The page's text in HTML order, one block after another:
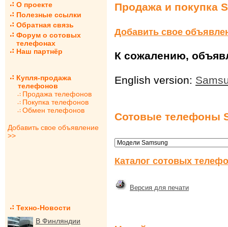
О проекте
Полезные ссылки
Обратная связь
Форум о сотовых
телефонах
Наш партнёр
Купля-продажа
телефонов
Продажа телефонов
Покупка телефонов
Обмен телефонов
Добавить свое объявление
>>
Техно-Новости
В Финляндии
Продажа и покупка
Добавить свое
К сожалению,
English version:
Сотовые телефоны
Каталог сотовых
Версия для печати